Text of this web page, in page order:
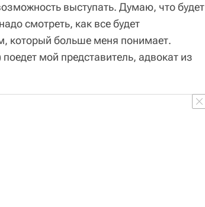
выступать. Думаю, что будет
смотреть, как все будет
который больше меня понимает.
мой представитель, адвокат из